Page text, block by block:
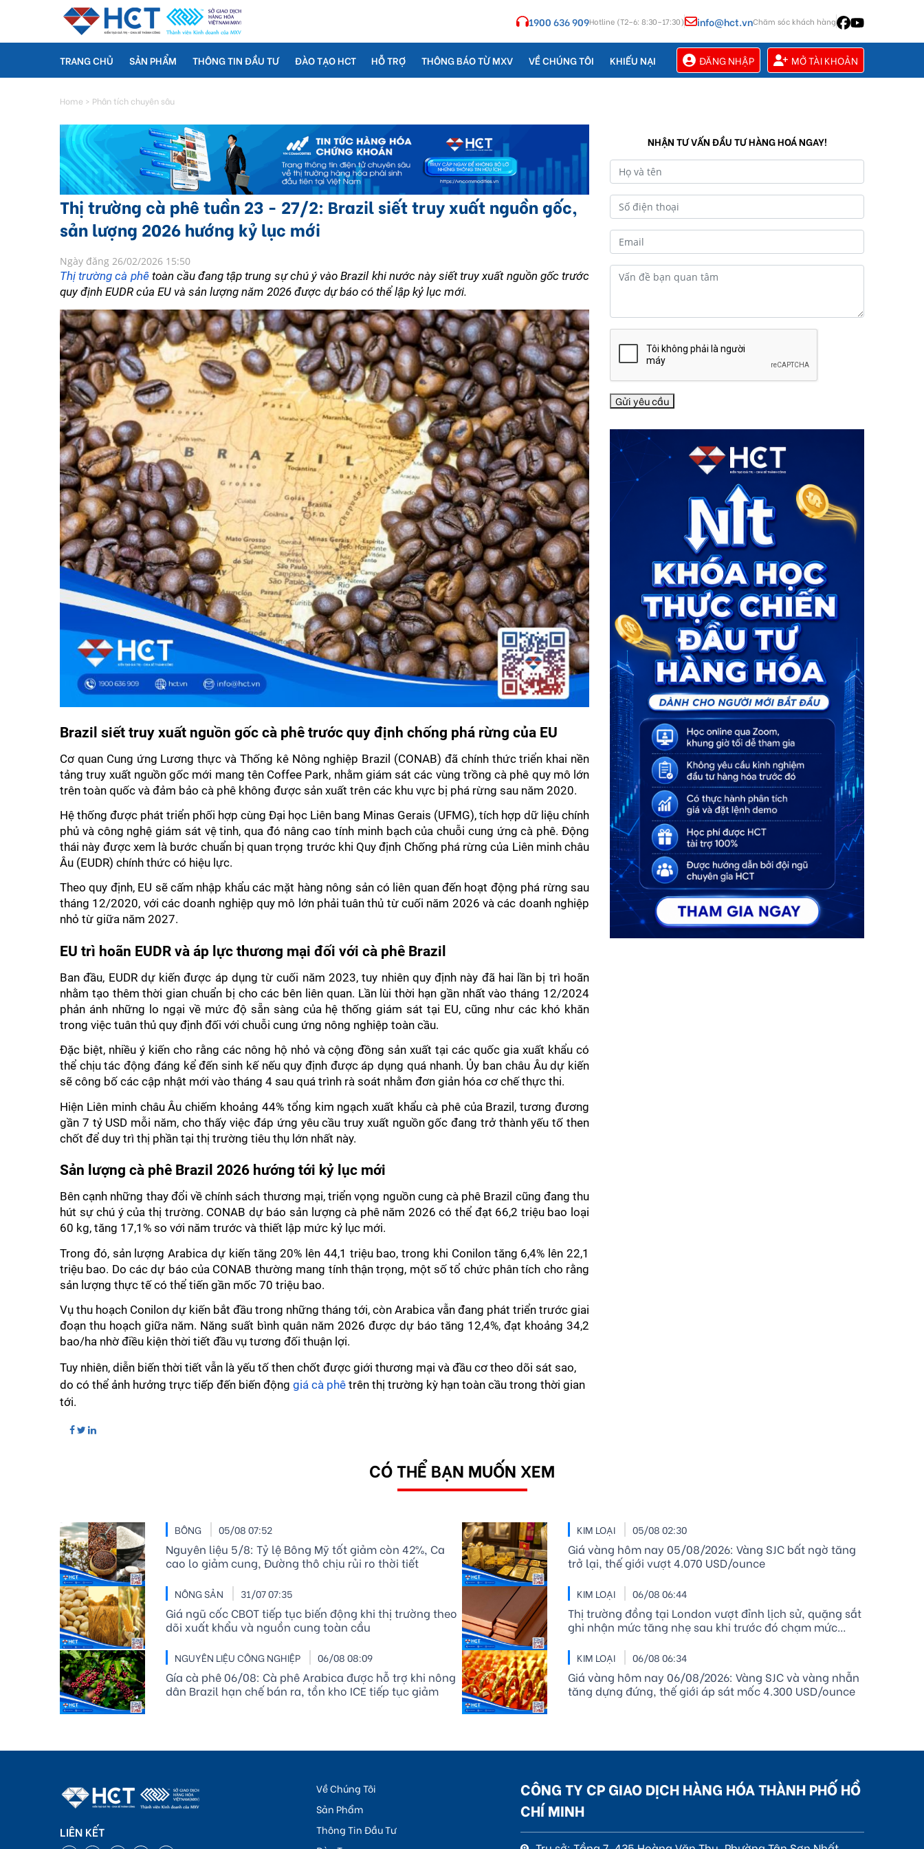
1900 636 909Hotline (T2–6: 8:30–17:30) info@hct.vnChăm sóc khách hàng
TRANG CHỦ SẢN PHẨM THÔNG TIN ĐẦU TƯ ĐÀO TẠO HCT HỖ TRỢ THÔNG BÁO TỪ MXV VỀ CHÚNG TÔI KHIẾU NẠI ĐĂNG NHẬP MỞ TÀI KHOẢN
Home > Phân tích chuyên sâu
Thị trường cà phê tuần 23 - 27/2: Brazil siết truy xuất nguồn gốc,
sản lượng 2026 hướng kỷ lục mới
Ngày đăng 26/02/2026 15:50
Thị trường cà phê toàn cầu đang tập trung sự chú ý vào Brazil khi nước này siết truy xuất nguồn gốc trước
quy định EUDR của EU và sản lượng năm 2026 được dự báo có thể lập kỷ lục mới.
Brazil siết truy xuất nguồn gốc cà phê trước quy định chống phá rừng của EU
Cơ quan Cung ứng Lương thực và Thống kê Nông nghiệp Brazil (CONAB) đã chính thức triển khai nền
tảng truy xuất nguồn gốc mới mang tên Coffee Park, nhằm giám sát các vùng trồng cà phê quy mô lớn
trên toàn quốc và đảm bảo cà phê không được sản xuất trên các khu vực bị phá rừng sau năm 2020.
Hệ thống được phát triển phối hợp cùng Đại học Liên bang Minas Gerais (UFMG), tích hợp dữ liệu chính
phủ và công nghệ giám sát vệ tinh, qua đó nâng cao tính minh bạch của chuỗi cung ứng cà phê. Động
thái này được xem là bước chuẩn bị quan trọng trước khi Quy định Chống phá rừng của Liên minh châu
Âu (EUDR) chính thức có hiệu lực.
Theo quy định, EU sẽ cấm nhập khẩu các mặt hàng nông sản có liên quan đến hoạt động phá rừng sau
tháng 12/2020, với các doanh nghiệp quy mô lớn phải tuân thủ từ cuối năm 2026 và các doanh nghiệp
nhỏ từ giữa năm 2027.
EU trì hoãn EUDR và áp lực thương mại đối với cà phê Brazil
Ban đầu, EUDR dự kiến được áp dụng từ cuối năm 2023, tuy nhiên quy định này đã hai lần bị trì hoãn
nhằm tạo thêm thời gian chuẩn bị cho các bên liên quan. Lần lùi thời hạn gần nhất vào tháng 12/2024
phản ánh những lo ngại về mức độ sẵn sàng của hệ thống giám sát tại EU, cũng như các khó khăn
trong việc tuân thủ quy định đối với chuỗi cung ứng nông nghiệp toàn cầu.
Đặc biệt, nhiều ý kiến cho rằng các nông hộ nhỏ và cộng đồng sản xuất tại các quốc gia xuất khẩu có
thể chịu tác động đáng kể đến sinh kế nếu quy định được áp dụng quá nhanh. Ủy ban châu Âu dự kiến
sẽ công bố các cập nhật mới vào tháng 4 sau quá trình rà soát nhằm đơn giản hóa cơ chế thực thi.
Hiện Liên minh châu Âu chiếm khoảng 44% tổng kim ngạch xuất khẩu cà phê của Brazil, tương đương
gần 7 tỷ USD mỗi năm, cho thấy việc đáp ứng yêu cầu truy xuất nguồn gốc đang trở thành yếu tố then
chốt để duy trì thị phần tại thị trường tiêu thụ lớn nhất này.
Sản lượng cà phê Brazil 2026 hướng tới kỷ lục mới
Bên cạnh những thay đổi về chính sách thương mại, triển vọng nguồn cung cà phê Brazil cũng đang thu
hút sự chú ý của thị trường. CONAB dự báo sản lượng cà phê năm 2026 có thể đạt 66,2 triệu bao loại
60 kg, tăng 17,1% so với năm trước và thiết lập mức kỷ lục mới.
Trong đó, sản lượng Arabica dự kiến tăng 20% lên 44,1 triệu bao, trong khi Conilon tăng 6,4% lên 22,1
triệu bao. Do các dự báo của CONAB thường mang tính thận trọng, một số tổ chức phân tích cho rằng
sản lượng thực tế có thể tiến gần mốc 70 triệu bao.
Vụ thu hoạch Conilon dự kiến bắt đầu trong những tháng tới, còn Arabica vẫn đang phát triển trước giai
đoạn thu hoạch giữa năm. Năng suất bình quân năm 2026 được dự báo tăng 12,4%, đạt khoảng 34,2
bao/ha nhờ điều kiện thời tiết đầu vụ tương đối thuận lợi.
Tuy nhiên, diễn biến thời tiết vẫn là yếu tố then chốt được giới thương mại và đầu cơ theo dõi sát sao,
do có thể ảnh hưởng trực tiếp đến biến động giá cà phê trên thị trường kỳ hạn toàn cầu trong thời gian
tới.
NHẬN TƯ VẤN ĐẦU TƯ HÀNG HOÁ NGAY!
Gửi yêu cầu
CÓ THỂ BẠN MUỐN XEM
BÔNG 05/08 07:52
Nguyên liệu 5/8: Tỷ lệ Bông Mỹ tốt giảm còn 42%, Ca
cao lo giảm cung, Đường thô chịu rủi ro thời tiết
KIM LOẠI 05/08 02:30
Giá vàng hôm nay 05/08/2026: Vàng SJC bất ngờ tăng
trở lại, thế giới vượt 4.070 USD/ounce
NÔNG SẢN 31/07 07:35
Giá ngũ cốc CBOT tiếp tục biến động khi thị trường theo
dõi xuất khẩu và nguồn cung toàn cầu
KIM LOẠI 06/08 06:44
Thị trường đồng tại London vượt đỉnh lịch sử, quặng sắt
ghi nhận mức tăng nhẹ sau khi trước đó chạm mức
NGUYÊN LIỆU CÔNG NGHIỆP 06/08 08:09
Gía cà phê 06/08: Cà phê Arabica được hỗ trợ khi nông
dân Brazil hạn chế bán ra, tồn kho ICE tiếp tục giảm
KIM LOẠI 06/08 06:34
Giá vàng hôm nay 06/08/2026: Vàng SJC và vàng nhẫn
tăng dựng đứng, thế giới áp sát mốc 4.300 USD/ounce
LIÊN KẾT
Về Chúng Tôi
Sản Phẩm
Thông Tin Đầu Tư
CÔNG TY CP GIAO DỊCH HÀNG HÓA THÀNH PHỐ HỒ
CHÍ MINH